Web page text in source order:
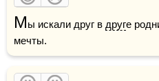
Мы искали друг в друге
мечты.